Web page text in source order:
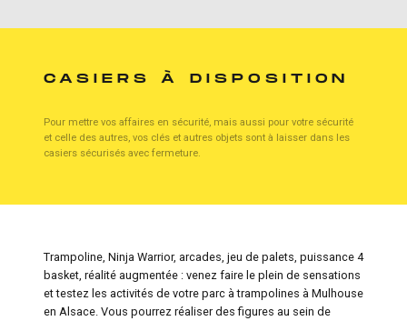
CASIERS À DISPOSITION
Pour mettre vos affaires en sécurité, mais aussi pour votre sécurité
et celle des autres, vos clés et autres objets sont à laisser dans les
casiers sécurisés avec fermeture.
Trampoline, Ninja Warrior, arcades, jeu de palets, puissance 4
basket, réalité augmentée : venez faire le plein de sensations
et testez les activités de votre parc à trampolines à Mulhouse
en Alsace. Vous pourrez réaliser des figures au sein de